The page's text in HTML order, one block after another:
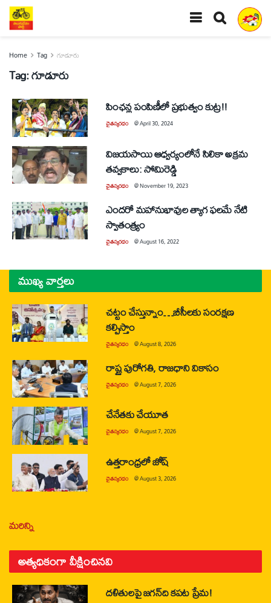
Home Tag గూడూరు
Tag:గూడూరు
పింఛన్ల పంపిణీలో ప్రభుత్వం కుట్ర!!
చైతన్యరధం @April 30, 2024
విజయసాయి ఆధ్వర్యంలోనే సిలికా అక్రమ
తవ్వకాలు: సోమిరెడ్డి
చైతన్యరధం @November 19, 2023
ఎందరో మహానుభావుల త్యాగ ఫలమే నేటి
స్వాతంత్య్రం
చైతన్యరధం @August 16, 2022
ముఖ్య వార్తలు
చట్టం చేస్తున్నాం…బీసీలకు సంరక్షణ
కల్పిస్తాం
చైతన్యరధం @August 8, 2026
రాష్ట్ర పురోగతి, రాజధాని వికాసం
చైతన్యరధం @August 7, 2026
చేనేతకు చేయూత
చైతన్యరధం @August 7, 2026
ఉత్తరాంధ్రలో జోష్
చైతన్యరధం @August 3, 2026
మరిన్ని
అత్యధికంగా వీక్షించినవి
దళితులపై జగన్‌ది కపట ప్రేమ!